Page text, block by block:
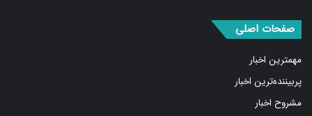
صفحات اصلی
مهمترین اخبار
پربیننده‌ترین اخبار
مشروح اخبار